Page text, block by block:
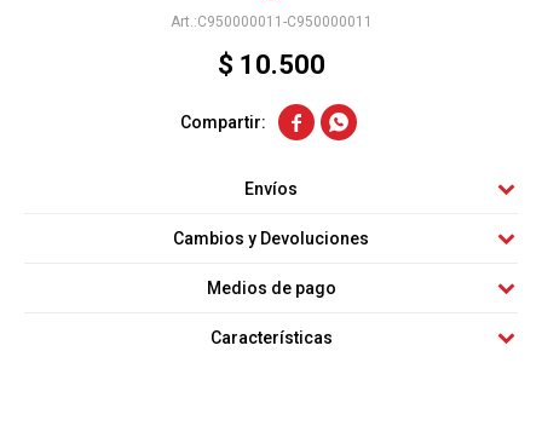
C950000011-C950000011
$ 10.500
 
Envíos
Cambios y Devoluciones
Medios de pago
Características